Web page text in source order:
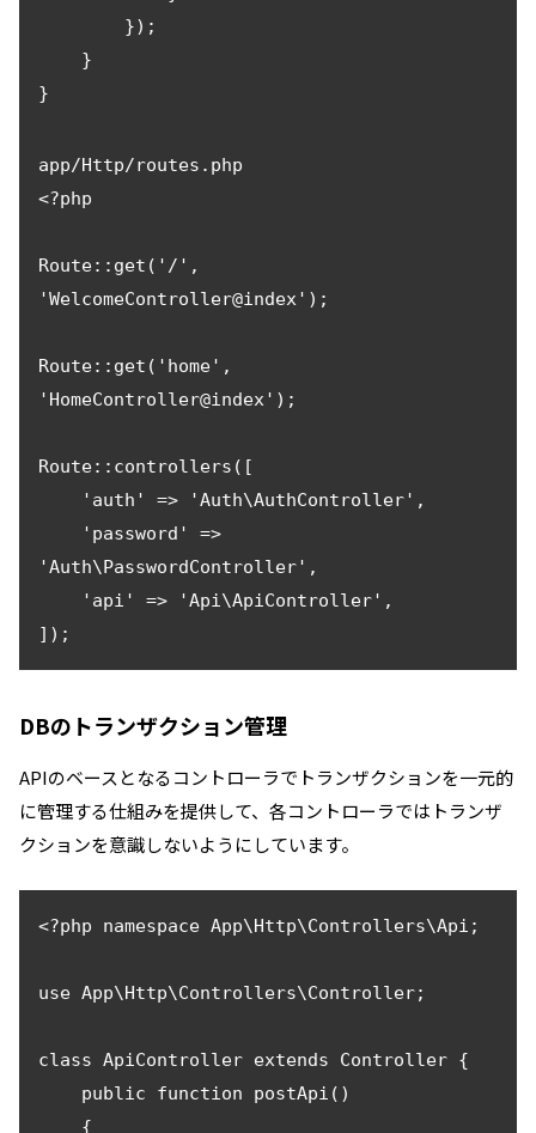
}
app/Http/routes.php
<?php
Route::get('/',
'WelcomeController@index');
Route::get('home',
'HomeController@index');
Route::controllers([
'Auth\PasswordController',
]);
DBのトランザクション管理
APIのベースとなるコントローラでトランザクションを一元的
に管理する仕組みを提供して、各コントローラではトランザ
クションを意識しないようにしています。
<?php namespace App\Http\Controllers\Api;
use App\Http\Controllers\Controller;
class ApiController extends Controller {